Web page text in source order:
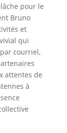
pour le
Bruno
et
qui
courriel,
attentes de
à